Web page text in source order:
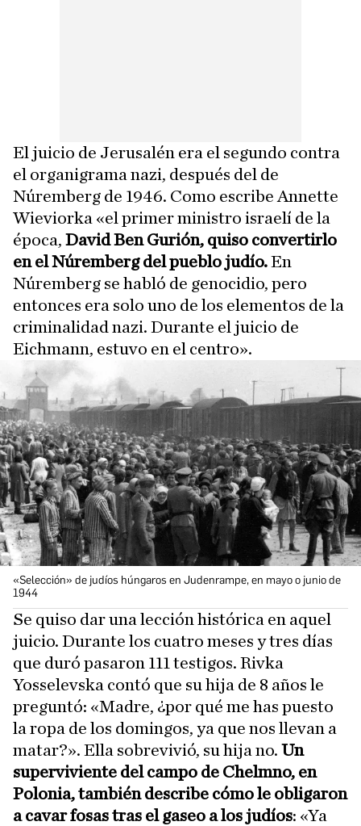
El juicio de Jerusalén era el segundo contra
el organigrama nazi, después del de
Núremberg de 1946. Como escribe Annette
Wieviorka «el primer ministro israelí de la
época, David Ben Gurión, quiso convertirlo
en el Núremberg del pueblo judío.En
Núremberg se habló de genocidio, pero
entonces era solo uno de los elementos de la
criminalidad nazi. Durante el juicio de
Eichmann, estuvo en el centro».
«Selección» de judíos húngaros en Judenrampe, en mayo o junio de
1944
Se quiso dar una lección histórica en aquel
juicio. Durante los cuatro meses y tres días
que duró pasaron 111 testigos. Rivka
Yosselevska contó que su hija de 8 años le
preguntó: «Madre, ¿por qué me has puesto
la ropa de los domingos, ya que nos llevan a
matar?». Ella sobrevivió, su hija no. Un
superviviente del campo de Chelmno, en
Polonia, también describe cómo le obligaron
a cavar fosas tras el gaseo a los judíos: «Ya